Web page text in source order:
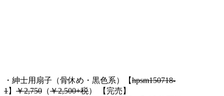
・紳士用扇子（骨休め・黒色系）【hpsm150718-
1】 ￥2,750 （￥2,500+税） 【完売】